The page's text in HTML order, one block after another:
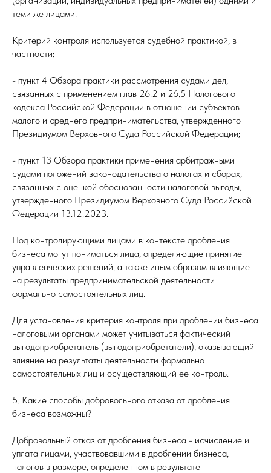
теми же лицами.
Критерий контроля используется судебной практикой, в
частности:
- пункт 4 Обзора практики рассмотрения судами дел,
связанных с применением глав 26.2 и 26.5 Налогового
кодекса Российской Федерации в отношении субъектов
малого и среднего предпринимательства, утвержденного
Президиумом Верховного Суда Российской Федерации;
- пункт 13 Обзора практики применения арбитражными
судами положений законодательства о налогах и сборах,
связанных с оценкой обоснованности налоговой выгоды,
утвержденного Президиумом Верховного Суда Российской
Федерации 13.12.2023.
Под контролирующими лицами в контексте дробления
бизнеса могут пониматься лица, определяющие принятие
управленческих решений, а также иным образом влияющие
на результаты предпринимательской деятельности
формально самостоятельных лиц.
Для установления критерия контроля при дроблении бизнеса
налоговыми органами может учитываться фактический
выгодоприобретатель (выгодоприобретатели), оказывающий
влияние на результаты деятельности формально
самостоятельных лиц и осуществляющий ее контроль.
5. Какие способы добровольного отказа от дробления
бизнеса возможны?
Добровольный отказ от дробления бизнеса - исчисление и
уплата лицами, участвовавшими в дроблении бизнеса,
налогов в размере, определенном в результате